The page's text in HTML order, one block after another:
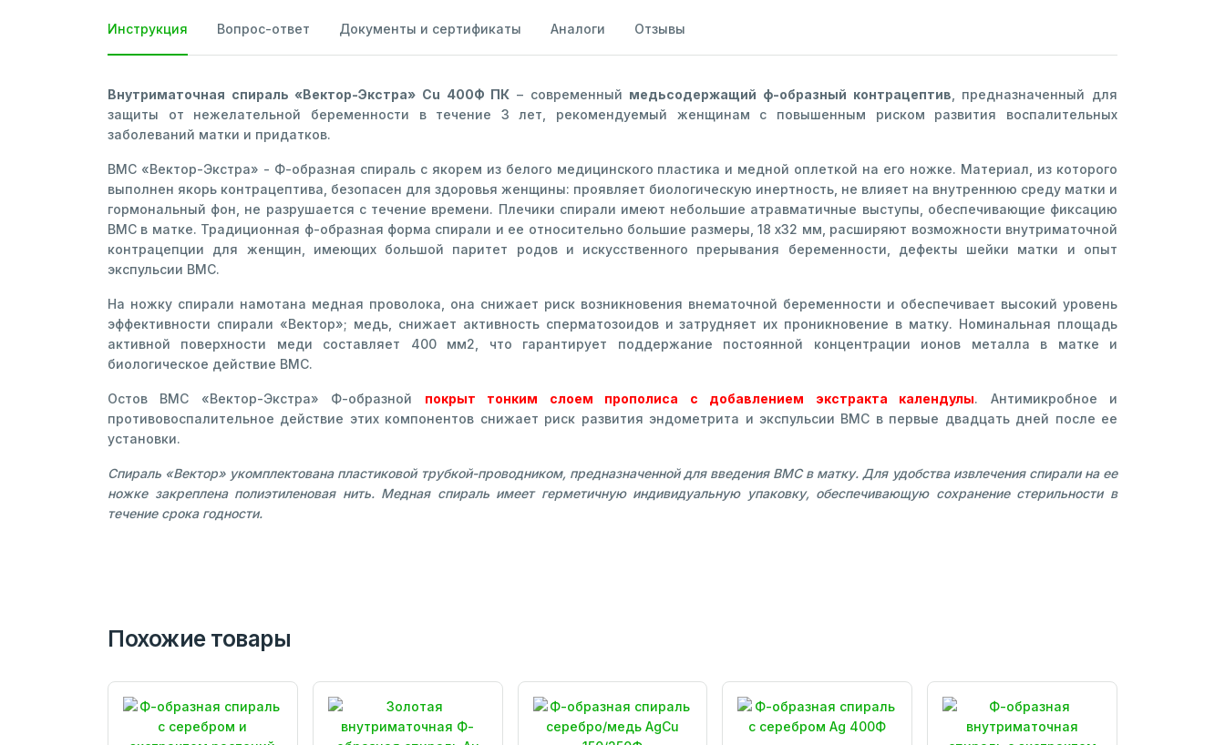
Инструкция Вопрос-ответ Документы и сертификаты Аналоги Отзывы
Внутриматочная спираль «Вектор-Экстра» Сu 400Ф ПК – современный медьсодержащий ф-образный контрацептив , предназначенный для
защиты от нежелательной беременности в течение 3 лет, рекомендуемый женщинам с повышенным риском развития воспалительных
заболеваний матки и придатков.
ВМС «Вектор-Экстра» - Ф-образная спираль с якорем из белого медицинского пластика и медной оплеткой на его ножке. Материал, из которого
выполнен якорь контрацептива, безопасен для здоровья женщины: проявляет биологическую инертность, не влияет на внутреннюю среду матки и
гормональный фон, не разрушается с течение времени. Плечики спирали имеют небольшие атравматичные выступы, обеспечивающие фиксацию
ВМС в матке. Традиционная ф-образная форма спирали и ее относительно большие размеры, 18 х32 мм, расширяют возможности внутриматочной
контрацепции для женщин, имеющих большой паритет родов и искусственного прерывания беременности, дефекты шейки матки и опыт
экспульсии ВМС.
На ножку спирали намотана медная проволока, она снижает риск возникновения внематочной беременности и обеспечивает высокий уровень
эффективности спирали «Вектор»; медь, снижает активность сперматозоидов и затрудняет их проникновение в матку. Номинальная площадь
активной поверхности меди составляет 400 мм2, что гарантирует поддержание постоянной концентрации ионов металла в матке и
биологическое действие ВМС.
Остов ВМС «Вектор-Экстра» Ф-образной покрыт тонким слоем прополиса с добавлением экстракта календулы. Антимикробное и
противовоспалительное действие этих компонентов снижает риск развития эндометрита и экспульсии ВМС в первые двадцать дней после ее
установки.
Спираль «Вектор» укомплектована пластиковой трубкой-проводником, предназначенной для введения ВМС в матку. Для удобства извлечения спирали на ее
ножке закреплена полиэтиленовая нить. Медная спираль имеет герметичную индивидуальную упаковку, обеспечивающую сохранение стерильности в
течение срока годности.
Похожие товары